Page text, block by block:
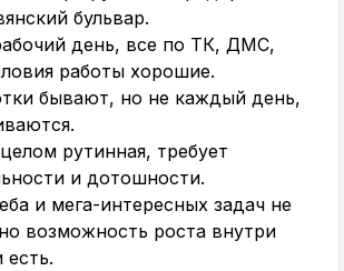
бульвар.
день, все по ТК, ДМС,
работы хорошие.
бывают, но не каждый день,
рутинная, требует
и дотошности.
и мега-интересных задач не
возможность роста внутри
есть.